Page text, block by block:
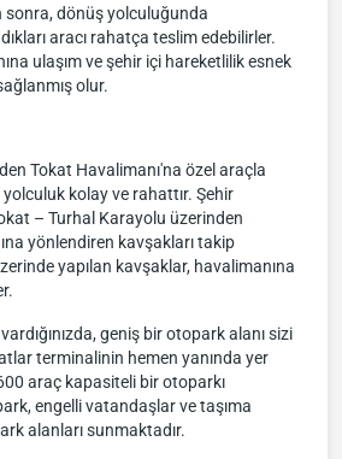
dönüş yolculuğunda
aracı rahatça teslim edebilirler.
ulaşım ve şehir içi hareketlilik esnek
olur.
Tokat Havalimanı'na özel araçla
kolay ve rahattır. Şehir
– Turhal Karayolu üzerinden
yönlendiren kavşakları takip
yapılan kavşaklar, havalimanına
geniş bir otopark alanı sizi
terminalinin hemen yanında yer
araç kapasiteli bir otoparkı
engelli vatandaşlar ve taşıma
alanları sunmaktadır.